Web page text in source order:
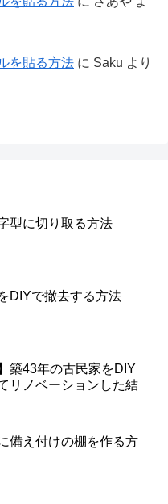
を貼る方法 に Saku より
型に切り取る方法
DIYで撤去する方法
築43年の古民家をDIY
リノベーションした結
備え付けの棚を作る方